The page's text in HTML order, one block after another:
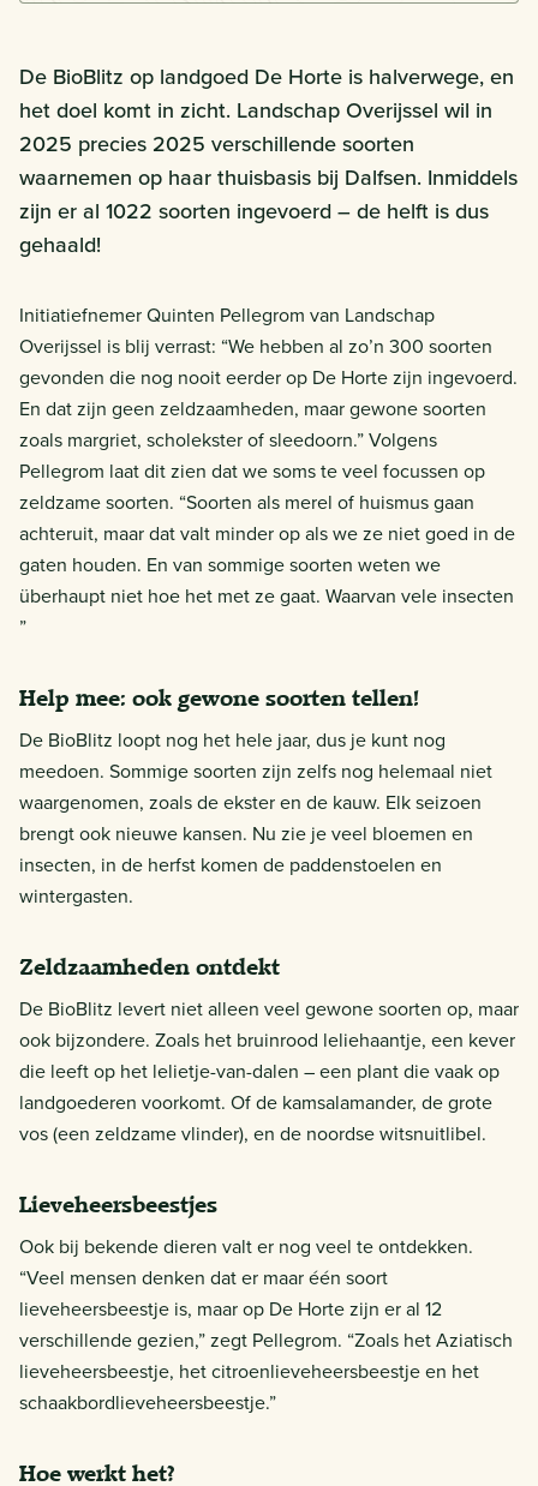
De BioBlitz op landgoed De Horte is halverwege, en
het doel komt in zicht. Landschap Overijssel wil in
2025 precies 2025 verschillende soorten
waarnemen op haar thuisbasis bij Dalfsen. Inmiddels
zijn er al 1022 soorten ingevoerd – de helft is dus
gehaald!
Initiatiefnemer Quinten Pellegrom van Landschap
Overijssel is blij verrast: “We hebben al zo’n 300 soorten
gevonden die nog nooit eerder op De Horte zijn ingevoerd.
En dat zijn geen zeldzaamheden, maar gewone soorten
zoals margriet, scholekster of sleedoorn.” Volgens
Pellegrom laat dit zien dat we soms te veel focussen op
zeldzame soorten. “Soorten als merel of huismus gaan
achteruit, maar dat valt minder op als we ze niet goed in de
gaten houden. En van sommige soorten weten we
überhaupt niet hoe het met ze gaat. Waarvan vele insecten
”
Help mee: ook gewone soorten tellen!
De BioBlitz loopt nog het hele jaar, dus je kunt nog
meedoen. Sommige soorten zijn zelfs nog helemaal niet
waargenomen, zoals de ekster en de kauw. Elk seizoen
brengt ook nieuwe kansen. Nu zie je veel bloemen en
insecten, in de herfst komen de paddenstoelen en
wintergasten.
Zeldzaamheden ontdekt
De BioBlitz levert niet alleen veel gewone soorten op, maar
ook bijzondere. Zoals het bruinrood leliehaantje, een kever
die leeft op het lelietje-van-dalen – een plant die vaak op
landgoederen voorkomt. Of de kamsalamander, de grote
vos (een zeldzame vlinder), en de noordse witsnuitlibel.
Lieveheersbeestjes
Ook bij bekende dieren valt er nog veel te ontdekken.
“Veel mensen denken dat er maar één soort
lieveheersbeestje is, maar op De Horte zijn er al 12
verschillende gezien,” zegt Pellegrom. “Zoals het Aziatisch
lieveheersbeestje, het citroenlieveheersbeestje en het
schaakbordlieveheersbeestje.”
Hoe werkt het?